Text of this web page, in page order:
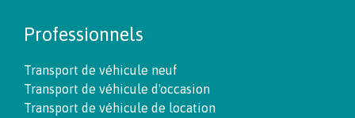
Professionnels
Transport de véhicule neuf
Transport de véhicule d'occasion
Transport de véhicule de location